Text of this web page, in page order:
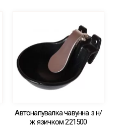
Автонапувалка чавунна з н/
ж язичком 221500